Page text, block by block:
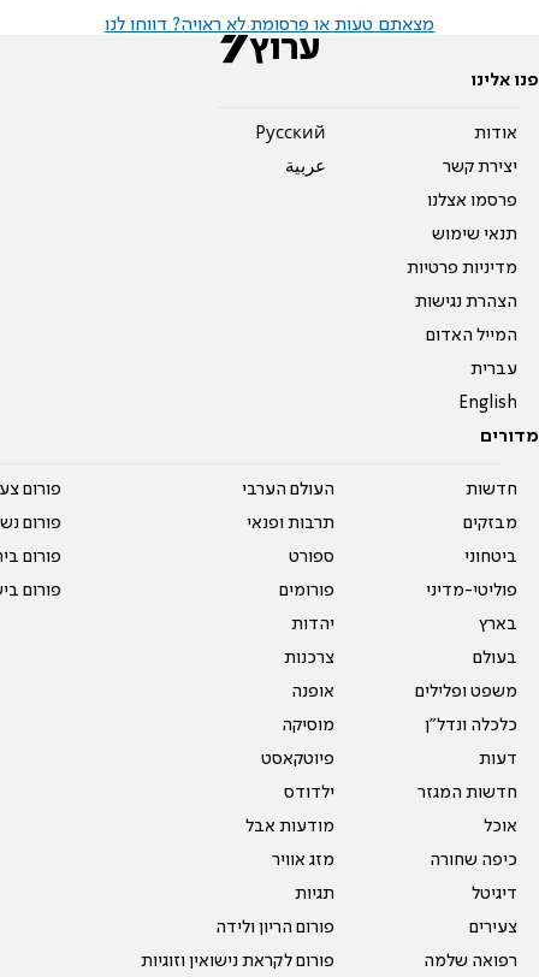
מצאתם טעות או פרסומת לא ראויה? דווחו לנו
פנו אלינו
אודות
יצירת קשר
פרסמו אצלנו
תנאי שימוש
מדיניות פרטיות
הצהרת נגישות
המייל האדום
עברית
English
Pусский
عربية
מדורים
חדשות
מבזקים
ביטחוני
פוליטי-מדיני
בארץ
בעולם
משפט ופלילים
כלכלה ונדל"ן
דעות
חדשות המגזר
אוכל
כיפה שחורה
דיגיטל
צעירים
רפואה שלמה
העולם הערבי
תרבות ופנאי
ספורט
פורומים
יהדות
צרכנות
אופנה
מוסיקה
פיוטקאסט
ילדודס
מודעות אבל
מזג אוויר
תגיות
פורום הריון ולידה
פורום לקראת נישואין וזוגיות
פורום
פורום
פורום
פורום